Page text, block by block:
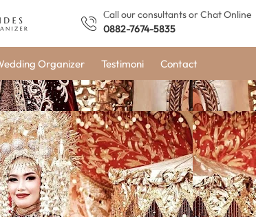
Сall our consultants or Chat Online
0882-7674-5835
Organizer Testimoni Contact